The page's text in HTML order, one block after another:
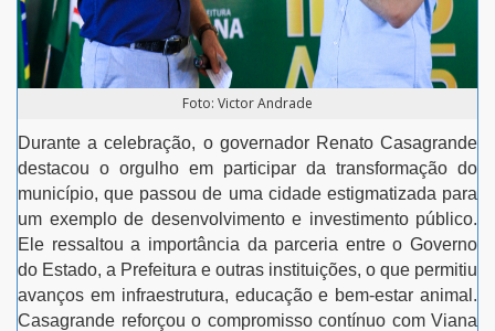
Foto: Victor Andrade
Durante a celebração, o governador Renato Casagrande
destacou o orgulho em participar da transformação do
município, que passou de uma cidade estigmatizada para
um exemplo de desenvolvimento e investimento público.
Ele ressaltou a importância da parceria entre o Governo
do Estado, a Prefeitura e outras instituições, o que permitiu
avanços em infraestrutura, educação e bem-estar animal.
Casagrande reforçou o compromisso contínuo com Viana